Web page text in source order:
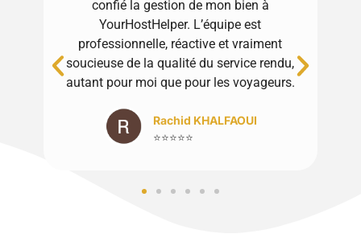
confié la gestion de mon bien à
YourHostHelper. L’équipe est
professionnelle, réactive et vraiment
soucieuse de la qualité du service rendu,
autant pour moi que pour les voyageurs.
Rachid KHALFAOUI
⭐⭐⭐⭐⭐